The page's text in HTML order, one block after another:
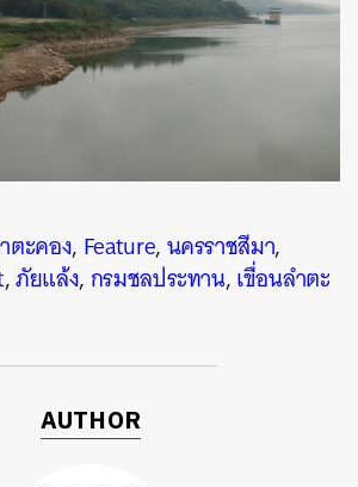
ตะคอง, Feature,นครราชสีมา,
,ภัยแล้ง,กรมชลประทาน,เขื่อนลำตะ
AUTHOR